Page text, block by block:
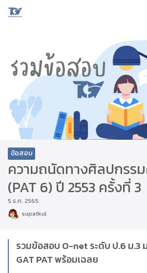
Skip
ข้อสอบ
ความถนัดทางศิลปกรร
(PAT 6) ปี 2553 ครั้งที่ 3
5 ธ.ค. 2565
supatkul
รวมข้อสอบ O-net ระดับ ป.6 ม.3
GAT PAT พร้อมเฉลย